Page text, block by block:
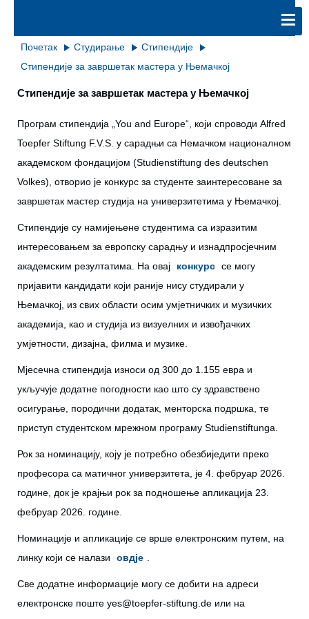
Почетак Студирање
Стипендије
Стипендије за завршетак мастера у Њемачкој
Стипендије за завршетак мастера у Њемачкој
Програм стипендија „You and Europe“, који спроводи Alfred
Toepfer Stiftung F.V.S. у сарадњи са Немачком националном
академском фондацијом (Studienstiftung des deutschen
Volkes), отворио је конкурс за студенте заинтересоване за
завршетак мастер студија на универзитетима у Њемачкој.
Стипендије су намијењене студентима са изразитим
интересовањем за европску сарадњу и изнадпросјечним
академским резултатима. На овај
конкурс се могу
пријавити кандидати који раније нису студирали у
Њемачкој, из свих области осим умјетничких и музичких
академија, као и студија из визуелних и извођачких
умјетности, дизајна, филма и музике.
Мјесечна стипендија износи од 300 до 1.155 евра и
укључује додатне погодности као што су здравствено
осигурање, породични додатак, менторска подршка, те
приступ студентском мрежном програму Studienstiftungа.
Рок за номинацију, коју је потребно обезбиједити преко
професора са матичног универзитета, је 4. фебруар 2026.
године, док је крајњи рок за подношење апликација 23.
фебруар 2026. године.
Номинације и апликације се врше електронским путем, на
линку који се налази
овдје
Све додатне информације могу се добити на адреси
електронске поште yes@toepfer-stiftung.de или на